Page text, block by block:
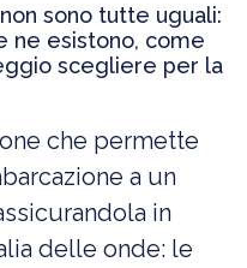
sono tutte uguali:
ne esistono, come
scegliere per la
che permette
a un
in
delle onde: le